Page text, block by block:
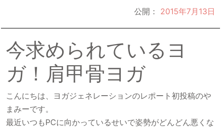
公開： 2015年7月13日
今求められているヨ
ガ！肩甲骨ヨガ
こんにちは、ヨガジェネレーションのレポート初投稿のや
まみーです。
最近いつもPCに向かっているせいで姿勢がどんどん悪くな